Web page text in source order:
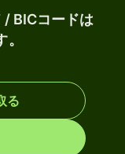
BICコードは
る